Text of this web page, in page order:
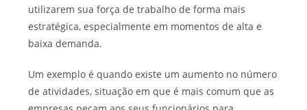
utilizarem sua força de trabalho de forma mais
estratégica, especialmente em momentos de alta e
baixa demanda.
Um exemplo é quando existe um aumento no número
de atividades, situação em que é mais comum que as